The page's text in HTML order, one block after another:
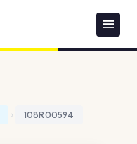
108R00594